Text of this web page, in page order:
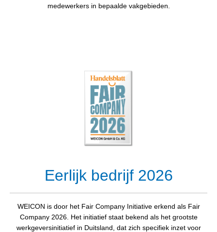
medewerkers in bepaalde vakgebieden.
Eerlijk bedrijf 2026
WEICON is door het Fair Company Initiative erkend als Fair
Company 2026. Het initiatief staat bekend als het grootste
werkgeversinitiatief in Duitsland, dat zich specifiek inzet voor